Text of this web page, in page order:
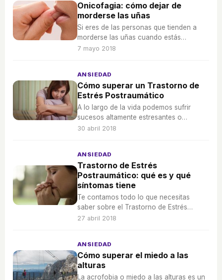
Onicofagia: cómo dejar de
morderse las uñas
Si eres de las personas que tienden a
morderse las uñas cuando estás
nerviosa, o sin estarlo, es hora de ir
7 mayo 2018
ANSIEDAD
Cómo superar un Trastorno de
Estrés Postraumático
A lo largo de la vida podemos sufrir
sucesos altamente estresantes o
traumáticos que suelen desembocar en
30 abril 2018
ANSIEDAD
Trastorno de Estrés
Postraumático: qué es y qué
síntomas tiene
Te contamos todo lo que necesitas
saber sobre el Trastorno de Estrés
Postraumático: causas, síntomas,
27 abril 2018
ANSIEDAD
Cómo superar el miedo a las
alturas
La acrofobia o miedo a las alturas es un